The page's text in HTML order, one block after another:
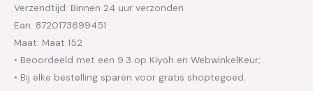
Verzendtijd: Binnen 24 uur verzonden
Ean: 8720173699451
Maat: Maat 152
• Beoordeeld met een 9.3 op Kiyoh en WebwinkelKeur;
• Bij elke bestelling sparen voor gratis shoptegoed.